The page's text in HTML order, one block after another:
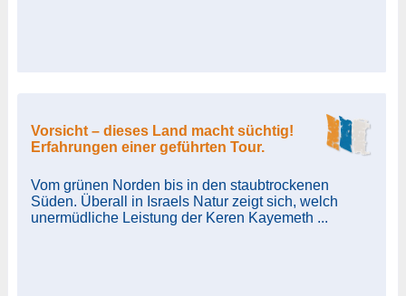
Vorsicht – dieses Land macht süchtig!
Erfahrungen einer geführten Tour.
Vom grünen Norden bis in den staubtrockenen
Süden. Überall in Israels Natur zeigt sich, welch
unermüdliche Leistung der Keren Kayemeth ...